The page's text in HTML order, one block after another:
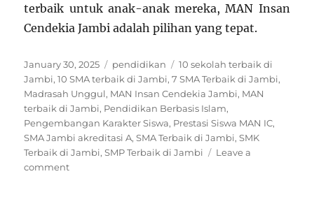
terbaik untuk anak-anak mereka, MAN Insan
Cendekia Jambi adalah pilihan yang tepat.
Posted
on
January 30, 2025 Categories
pendidikan Tags
10 sekolah terbaik di
Jambi,10 SMA terbaik di Jambi,7 SMA Terbaik di Jambi,
Madrasah Unggul, MAN Insan Cendekia Jambi, MAN
terbaik di Jambi, Pendidikan Berbasis Islam,
Pengembangan Karakter Siswa, Prestasi Siswa MAN IC,
SMA Jambi akreditasi A,SMA Terbaik di Jambi,SMK
Terbaik di Jambi,SMP Terbaik di Jambi
Leave a
commenton